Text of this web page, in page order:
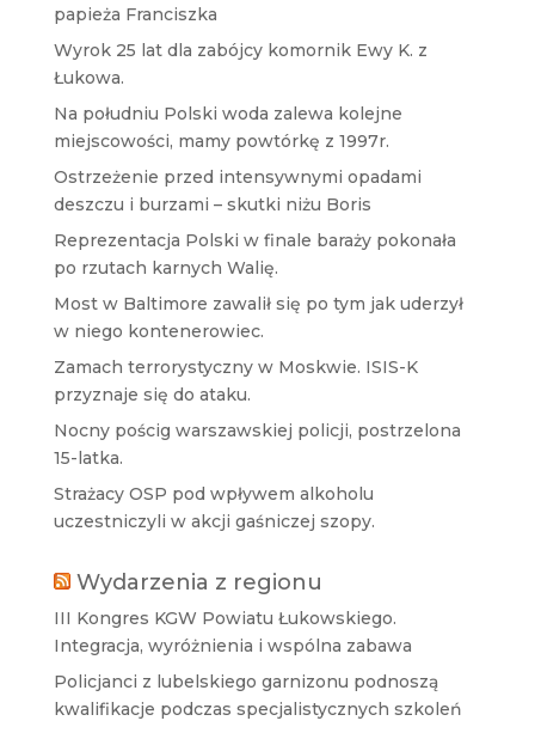
papieża Franciszka
Wyrok 25 lat dla zabójcy komornik Ewy K. z
Łukowa.
Na południu Polski woda zalewa kolejne
miejscowości, mamy powtórkę z 1997r.
Ostrzeżenie przed intensywnymi opadami
deszczu i burzami – skutki niżu Boris
Reprezentacja Polski w finale baraży pokonała
po rzutach karnych Walię.
Most w Baltimore zawalił się po tym jak uderzył
w niego kontenerowiec.
Zamach terrorystyczny w Moskwie. ISIS-K
przyznaje się do ataku.
Nocny pościg warszawskiej policji, postrzelona
15-latka.
Strażacy OSP pod wpływem alkoholu
uczestniczyli w akcji gaśniczej szopy.
Wydarzenia z regionu
III Kongres KGW Powiatu Łukowskiego.
Integracja, wyróżnienia i wspólna zabawa
Policjanci z lubelskiego garnizonu podnoszą
kwalifikacje podczas specjalistycznych szkoleń